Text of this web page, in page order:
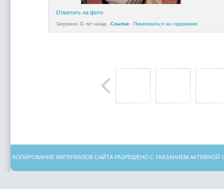
Отметить на фото
Загружено 11 лет назад - Ссылки - Пожаловаться на содержание
КОПИРОВАНИЕ МАТЕРИАЛОВ САЙТА РАЗРЕШЕНО С УКАЗАНИЕМ АКТИВНОЙ